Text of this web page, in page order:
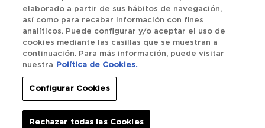
Política de privacidad
Siguenos
Redes Sociales
elaborado a partir de sus hábitos de navegación,
así como para recabar información con fines
analíticos. Puede configurar y/o aceptar el uso de
cookies mediante las casillas que se muestran a
continuación. Para más información, puede visitar
nuestra
Política de Cookies.
Configurar Cookies
Rechazar todas las Cookies